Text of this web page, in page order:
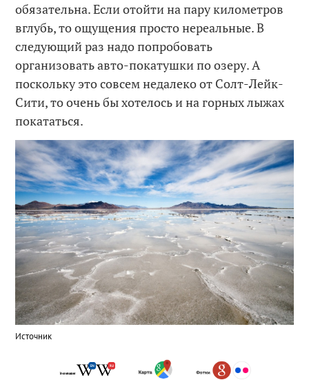
обязательна. Если отойти на пару километров
вглубь, то ощущения просто нереальные. В
следующий раз надо попробовать
организовать авто-покатушки по озеру. А
поскольку это совсем недалеко от Солт-Лейк-
Сити, то очень бы хотелось и на горных лыжах
покататься.
Источник